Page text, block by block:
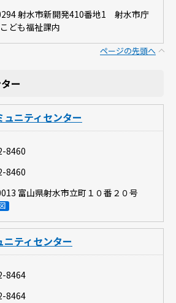
射水市新開発410番地1 射水市庁
ども福祉課内
ページの先頭へ
ー
ュニティセンター
8460
8460
富山県射水市立町１０番２０号
ティセンター
8464
8464